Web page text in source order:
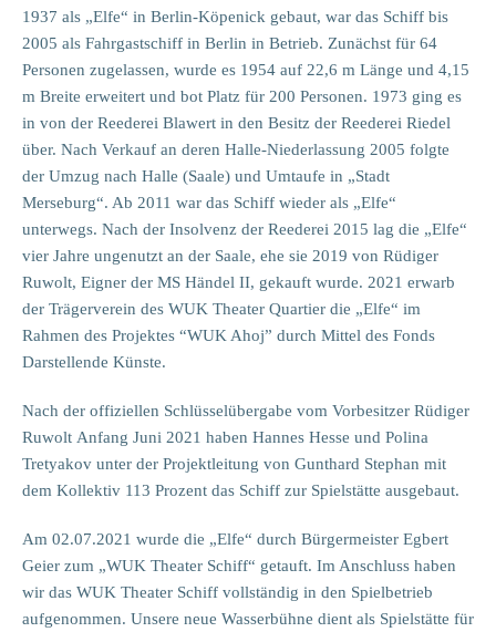
1937 als „Elfe“ in Berlin-Köpenick gebaut, war das Schiff bis
2005 als Fahrgastschiff in Berlin in Betrieb. Zunächst für 64
Personen zugelassen, wurde es 1954 auf 22,6 m Länge und 4,15
m Breite erweitert und bot Platz für 200 Personen. 1973 ging es
in von der Reederei Blawert in den Besitz der Reederei Riedel
über. Nach Verkauf an deren Halle-Niederlassung 2005 folgte
der Umzug nach Halle (Saale) und Umtaufe in „Stadt
Merseburg“. Ab 2011 war das Schiff wieder als „Elfe“
unterwegs. Nach der Insolvenz der Reederei 2015 lag die „Elfe“
vier Jahre ungenutzt an der Saale, ehe sie 2019 von Rüdiger
Ruwolt, Eigner der MS Händel II, gekauft wurde. 2021 erwarb
der Trägerverein des WUK Theater Quartier die „Elfe“ im
Rahmen des Projektes “WUK Ahoj” durch Mittel des Fonds
Darstellende Künste.
Nach der offiziellen Schlüsselübergabe vom Vorbesitzer Rüdiger
Ruwolt Anfang Juni 2021 haben Hannes Hesse und Polina
Tretyakov unter der Projektleitung von Gunthard Stephan mit
dem Kollektiv 113 Prozent das Schiff zur Spielstätte ausgebaut.
Am 02.07.2021 wurde die „Elfe“ durch Bürgermeister Egbert
Geier zum „WUK Theater Schiff“ getauft. Im Anschluss haben
wir das WUK Theater Schiff vollständig in den Spielbetrieb
aufgenommen. Unsere neue Wasserbühne dient als Spielstätte für